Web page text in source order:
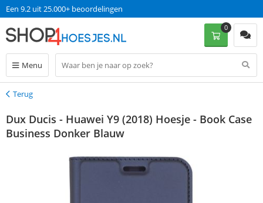
Een 9.2 uit 25.000+ beoordelingen
Menu
0
Terug
Terug
Dux Ducis - Huawei Y9 (2018) Hoesje - Book Case
Business Donker Blauw